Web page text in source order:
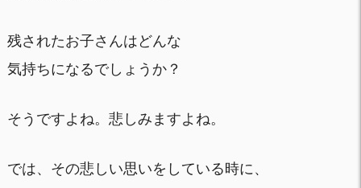
残されたお子さんはどんな
気持ちになるでしょうか？
そうですよね。悲しみますよね。
では、その悲しい思いをしている時に、